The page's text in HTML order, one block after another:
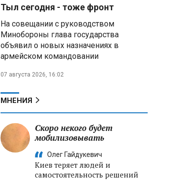
ученым званиям
Александр Лукашенко:
Хотите «собирать сливки» в
городах — отвечайте и за
отдалённые деревни
Минобороны РФ: установлен
Харьковской области
криптообменников в «Москва-
Сити», через которую
украинские call-центры
выводили похищенные деньги
Тыл сегодня - тоже фронт
На совещании с руководством
Минобороны глава государства
объявил о новых назначениях в
армейском командовании
07 августа 2026, 16:02
МНЕНИЯ
Скоро некого будет
мобилизовывать
Олег Гайдукевич
Киев теряет людей и
самостоятельность решений